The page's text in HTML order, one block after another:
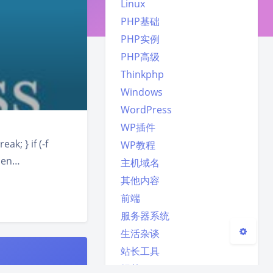
Sans Serif
浅阴影
日落 暗化
Linux
PHP基础
PHP实例
PHP高级
Thinkphp
Windows
WordPress
WP插件
WP教程
主机域名
其他内容
前端
服务器系统
生活杂谈
站长工具
织梦DeDeCMS
} if (-f